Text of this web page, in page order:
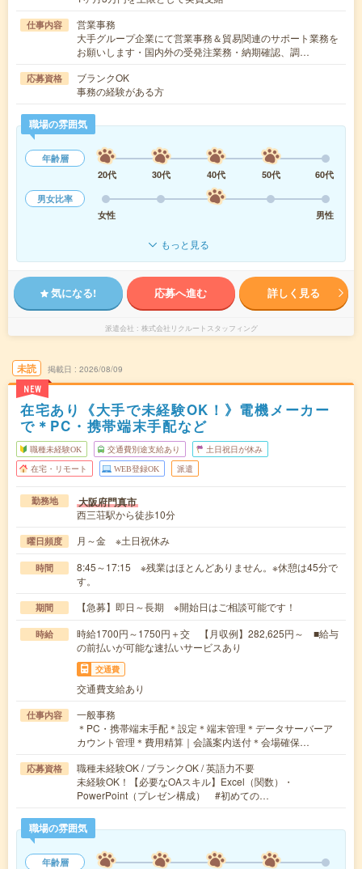
仕事内容
営業事務
大手グループ企業にて営業事務＆貿易関連のサポート業務を
お願いします・国内外の受発注業務・納期確認、調…
応募資格
ブランクOK
事務の経験がある方
職場の雰囲気
年齢層
20代
30代 40代 50代
60代
男女比率
女性
男性
もっと見る
気になる! 応募へ進む 詳しく見る
派遣会社 株式会社リクルートスタッフィング
未読
NEW
掲載日 2026/08/09
在宅あり《大手で未経験OK！》電機メーカー
で＊PC・携帯端末手配など
職種未経験OK 交通費別途支給あり 土日祝日が休み
在宅・リモート WEB登録OK 派遣
勤務地 大阪府門真市
西三荘駅から徒歩10分
曜日頻度 月～金 ※土日祝休み
時間
8:45～17:15 ※残業はほとんどありません。※休憩は45分で
す。
期間 【急募】即日～長期 ※開始日はご相談可能です！
時給
時給1700円～1750円＋交 【月収例】282,625円～ ■給与
の前払いが可能な速払いサービスあり
交通費
交通費支給あり
仕事内容
一般事務
＊PC・携帯端末手配＊設定＊端末管理＊データサーバーア
カウント管理＊費用精算｜会議案内送付＊会場確保…
応募資格
職種未経験OK / ブランクOK / 英語力不要
未経験OK！【必要なOAスキル】Excel（関数）・
PowerPoint（プレゼン構成） #初めての…
職場の雰囲気
年齢層